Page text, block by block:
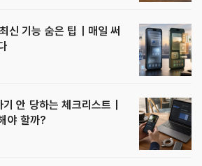
기능 숨은 팁｜매일 써
안 당하는 체크리스트｜
야 할까?